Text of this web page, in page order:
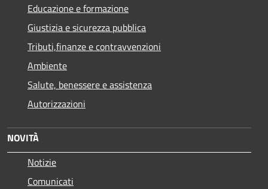
Educazione e formazione
Giustizia e sicurezza pubblica
Tributi,finanze e contravvenzioni
Ambiente
Salute, benessere e assistenza
Autorizzazioni
NOVITÀ
Notizie
Comunicati